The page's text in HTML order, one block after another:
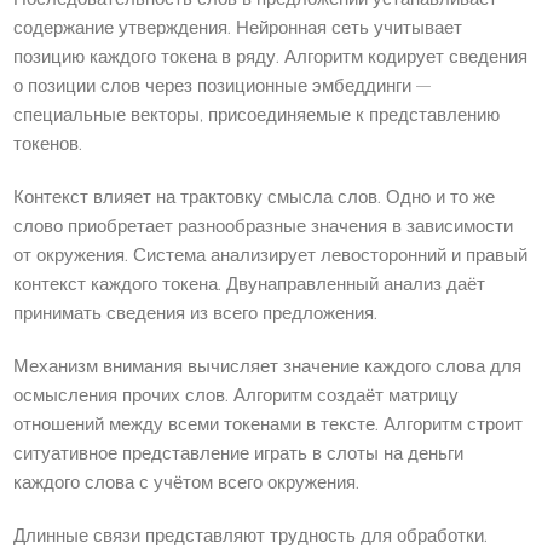
содержание утверждения. Нейронная сеть учитывает
позицию каждого токена в ряду. Алгоритм кодирует сведения
о позиции слов через позиционные эмбеддинги —
специальные векторы, присоединяемые к представлению
токенов.
Контекст влияет на трактовку смысла слов. Одно и то же
слово приобретает разнообразные значения в зависимости
от окружения. Система анализирует левосторонний и правый
контекст каждого токена. Двунаправленный анализ даёт
принимать сведения из всего предложения.
Механизм внимания вычисляет значение каждого слова для
осмысления прочих слов. Алгоритм создаёт матрицу
отношений между всеми токенами в тексте. Алгоритм строит
ситуативное представление играть в слоты на деньги
каждого слова с учётом всего окружения.
Длинные связи представляют трудность для обработки.